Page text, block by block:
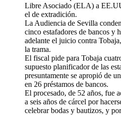
Libre Asociado (ELA) a
el de extradición.
La Audiencia de Sevilla
cinco estafadores de bancos y
adelante el juicio contra
la trama.
El fiscal pide para Tobaja
supuesto planificador de las
presuntamente se apropió de
en 26 préstamos de bancos.
El procesado, de 52 años, fue
a seis años de cárcel por
celebrar bodas y bautizos, y